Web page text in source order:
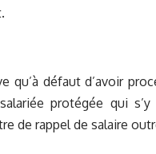
qu’à défaut d’avoir
protégée qui
de rappel de salaire